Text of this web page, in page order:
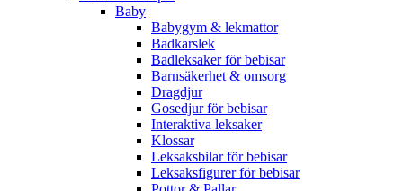
Baby
Babygym & lekmattor
Badkarslek
Badleksaker för bebisar
Barnsäkerhet & omsorg
Dragdjur
Gosedjur för bebisar
Interaktiva leksaker
Klossar
Leksaksbilar för bebisar
Leksaksfigurer för bebisar